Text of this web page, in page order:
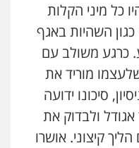
כל מיני הקלות
השהיות באגף
כרגע משולב עם
מוריד את
סיכונו ידועה
ולבדוק את
קיצוני. אושרו
מעצרים וחקירות